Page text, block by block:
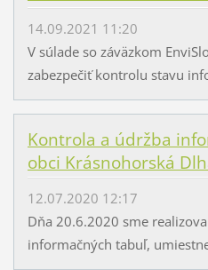
14.09.2021 11:20
V súlade so záväzkom
zabezpečiť kontrolu stavu
Kontrola a údržba
obci Krásnohorská
12.07.2020 12:17
Dňa 20.6.2020 sme
informačných tabuľ,